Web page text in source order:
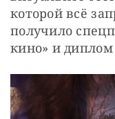
которой всё
получило
кино» и диплом